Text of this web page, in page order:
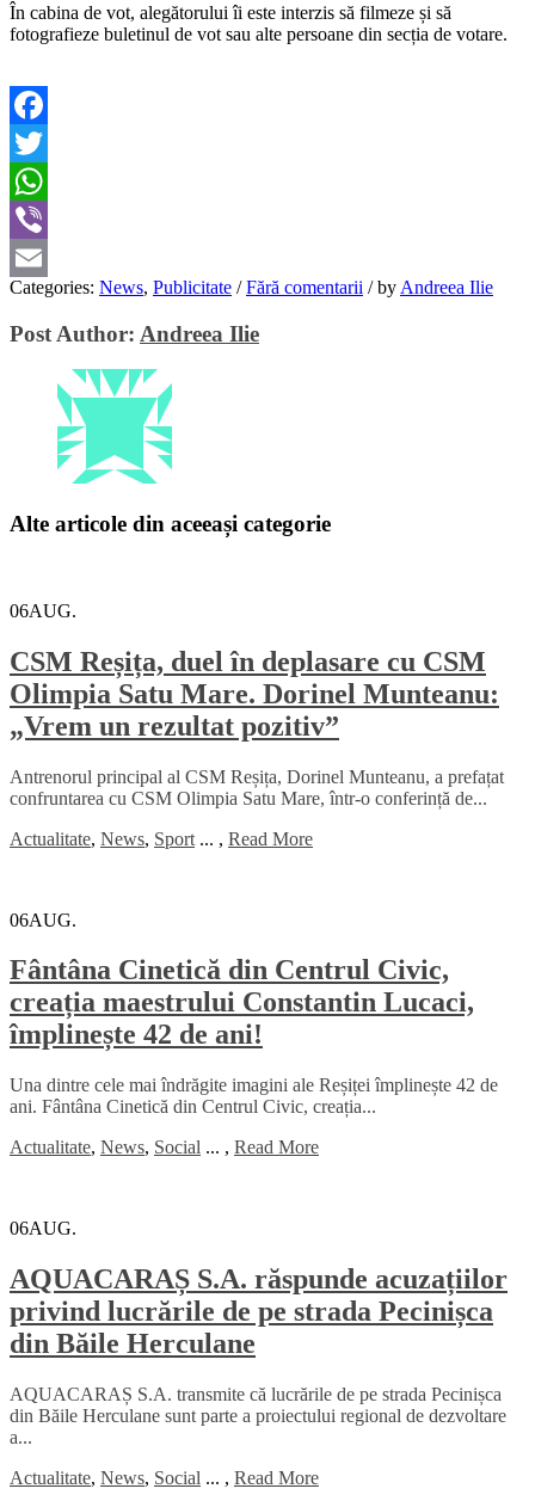
În cabina de vot, alegătorului îi este interzis să filmeze și să
fotografieze buletinul de vot sau alte persoane din secția de votare.
Facebook
Twitter
WhatsApp
Viber
Email
Categories: News, Publicitate / Fără comentarii /by Andreea Ilie
Post Author: Andreea Ilie
Alte articole din aceeași categorie
06AUG.
CSM Reșița, duel în deplasare cu CSM
Olimpia Satu Mare. Dorinel Munteanu:
„Vrem un rezultat pozitiv”
Antrenorul principal al CSM Reșița, Dorinel Munteanu, a prefațat
confruntarea cu CSM Olimpia Satu Mare, într-o conferință de...
Actualitate, News, Sport ... , Read More
06AUG.
Fântâna Cinetică din Centrul Civic,
creația maestrului Constantin Lucaci,
împlinește 42 de ani!
Una dintre cele mai îndrăgite imagini ale Reșiței împlinește 42 de
ani. Fântâna Cinetică din Centrul Civic, creația...
Actualitate, News, Social ... , Read More
06AUG.
AQUACARAȘ S.A. răspunde acuzațiilor
privind lucrările de pe strada Pecinișca
din Băile Herculane
AQUACARAȘ S.A. transmite că lucrările de pe strada Pecinișca
din Băile Herculane sunt parte a proiectului regional de dezvoltare
a...
Actualitate, News, Social ... , Read More